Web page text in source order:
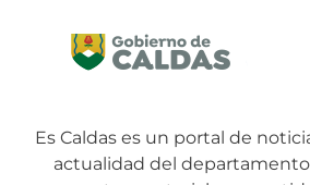
Es Caldas es un portal de
actualidad del